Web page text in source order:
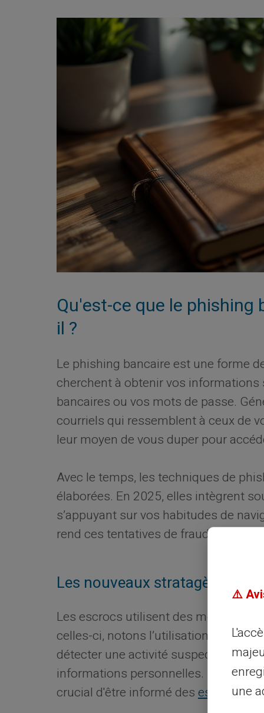
Qu'est-ce que le
il ?
Le phishing bancaire est une forme
cherchent à obtenir vos
bancaires ou vos mots de passe.
courriels qui ressemblent à ceux de
leur moyen de vous duper pour
Avec le temps, les techniques de
élaborées. En 2025, elles intègrent
s’appuyant sur vos habitudes de
rend ces tentatives de fraude encore
Les nouveaux stratagèmes de
Les escrocs utilisent des méthodes
celles-ci, notons l’utilisation de
détecter une activité suspecte sur
informations personnelles. Pour ne
crucial d'être informé des
⚠️
une